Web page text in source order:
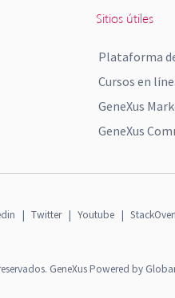
Sitios útiles
Plataforma
Cursos en
GeneXus
GeneXus
| Twitter | Youtube |
GeneXus Powered by